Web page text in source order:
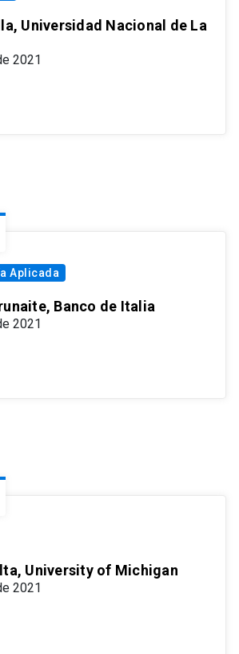
Universidad Nacional de La
2021
Aplicada
Banco de Italia
2021
University of Michigan
2021